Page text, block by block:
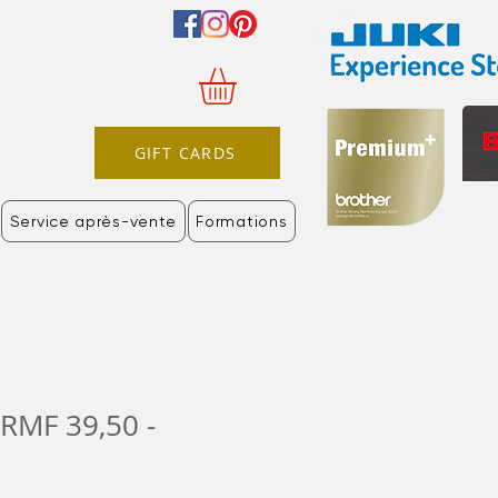
GIFT CARDS
Service après-vente Formations
39,50 -